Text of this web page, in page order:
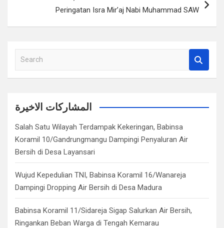
Peringatan Isra Mir’aj Nabi Muhammad SAW
a
c
المشاركات الاخيرة
Salah Satu Wilayah Terdampak Kekeringan, Babinsa
Koramil 10/Gandrungmangu Dampingi Penyaluran Air
Bersih di Desa Layansari
Wujud Kepedulian TNI, Babinsa Koramil 16/Wanareja
Dampingi Dropping Air Bersih di Desa Madura
Babinsa Koramil 11/Sidareja Sigap Salurkan Air Bersih,
Ringankan Beban Warga di Tengah Kemarau